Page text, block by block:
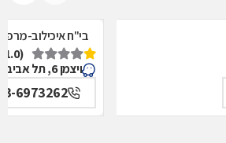
ראש,צוואר,פה,לסתות-מערך,
בי"ח איכילוב-
תל אביב
(1.0)
ויצמן 6, תל אביב
6973262